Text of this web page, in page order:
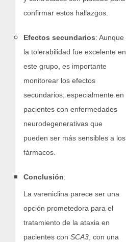
confirmar estos hallazgos.
Efectos secundarios: Aunque
la tolerabilidad fue excelente en
este grupo, es importante
monitorear los efectos
secundarios, especialmente en
pacientes con enfermedades
neurodegenerativas que
pueden ser más sensibles a los
fármacos.
Conclusión:
La vareniclina parece ser una
opción prometedora para el
tratamiento de la ataxia en
pacientes con SCA3, con una